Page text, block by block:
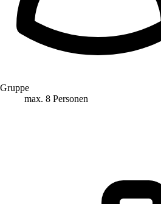
Gruppe
max. 8 Personen